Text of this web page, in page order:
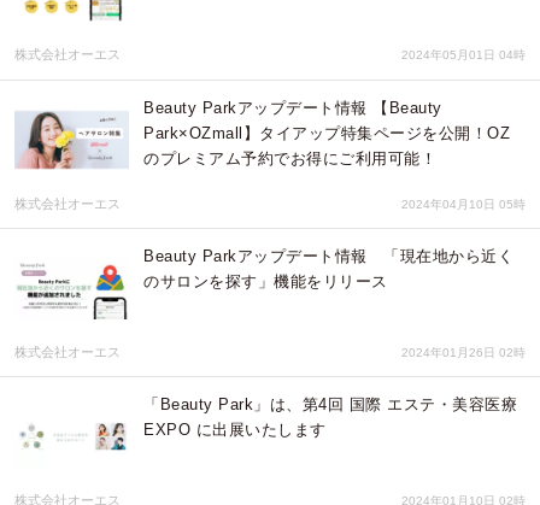
株式会社オーエス 2024年05月01日 04時
Beauty Parkアップデート情報 【Beauty
Park×OZmall】タイアップ特集ページを公開！OZ
のプレミアム予約でお得にご利用可能！
株式会社オーエス 2024年04月10日 05時
Beauty Parkアップデート情報 「現在地から近く
のサロンを探す」機能をリリース
株式会社オーエス 2024年01月26日 02時
「Beauty Park」は、第4回 国際 エステ・美容医療
EXPO に出展いたします
株式会社オーエス 2024年01月10日 02時